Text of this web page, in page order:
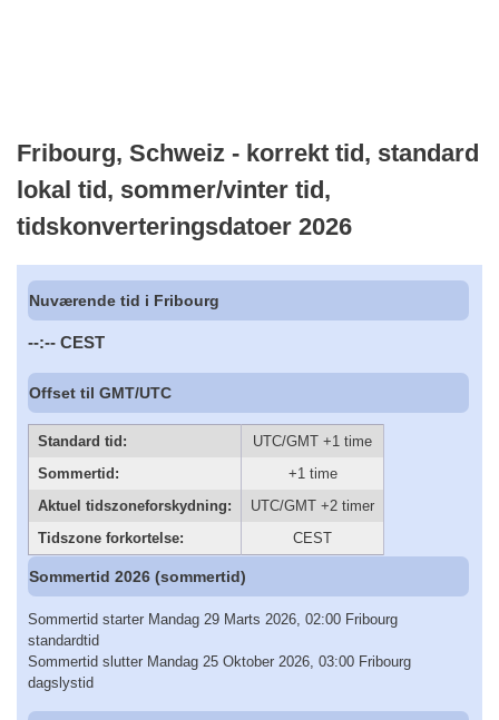
Fribourg, Schweiz - korrekt tid, standard
lokal tid, sommer/vinter tid,
tidskonverteringsdatoer 2026
Nuværende tid i Fribourg
--:-- CEST
Offset til GMT/UTC
Standard tid:
UTC/GMT +1 time
Sommertid:
+1 time
Aktuel tidszoneforskydning:
UTC/GMT +2 timer
Tidszone forkortelse:
CEST
Sommertid 2026 (sommertid)
Sommertid starter Mandag 29 Marts 2026, 02:00 Fribourg
standardtid
Sommertid slutter Mandag 25 Oktober 2026, 03:00 Fribourg
dagslystid